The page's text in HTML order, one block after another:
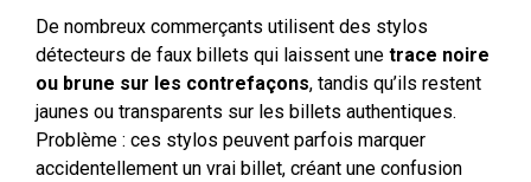
De nombreux commerçants utilisent des stylos
détecteurs de faux billets qui laissent une trace noire
ou brune sur les contrefaçons, tandis qu’ils restent
jaunes ou transparents sur les billets authentiques.
Problème : ces stylos peuvent parfois marquer
accidentellement un vrai billet, créant une confusion